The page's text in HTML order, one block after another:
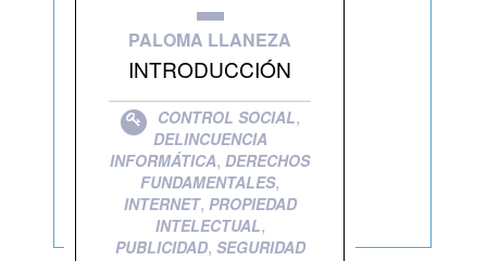
PALOMA LLANEZA
INTRODUCCIÓN
CONTROL SOCIAL,
DELINCUENCIA
INFORMÁTICA, DERECHOS
FUNDAMENTALES,
INTERNET, PROPIEDAD
INTELECTUAL,
PUBLICIDAD, SEGURIDAD